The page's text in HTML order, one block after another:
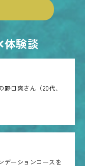
験談
口爽さん（20代、
デーションコースを